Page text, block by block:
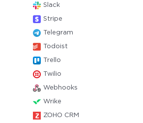
Slack
Stripe
Telegram
Todoist
Trello
Twilio
Webhooks
Wrike
ZOHO CRM